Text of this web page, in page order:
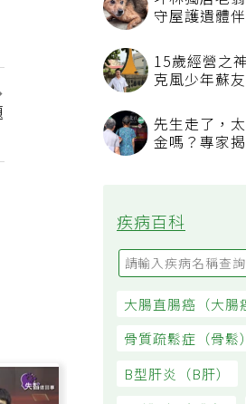
坪林獨居老
守屋護遺體
15歲經營之
克風少年蘇
過日子
先生走了，
疾病百科